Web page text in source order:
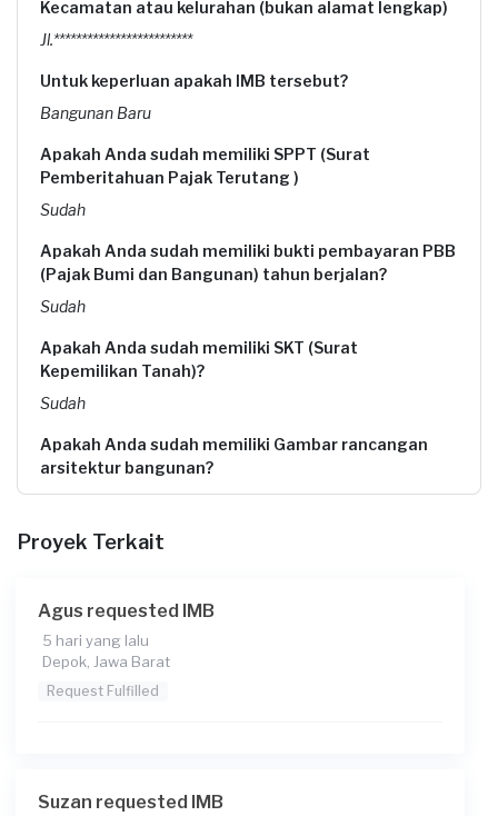
Kecamatan atau kelurahan (bukan alamat lengkap)
Jl.*************************
Untuk keperluan apakah IMB tersebut?
Bangunan Baru
Apakah Anda sudah memiliki SPPT (Surat
Pemberitahuan Pajak Terutang )
Sudah
Apakah Anda sudah memiliki bukti pembayaran PBB
(Pajak Bumi dan Bangunan) tahun berjalan?
Sudah
Apakah Anda sudah memiliki SKT (Surat
Kepemilikan Tanah)?
Sudah
Apakah Anda sudah memiliki Gambar rancangan
arsitektur bangunan?
Sudah
Apakah Anda sudah memiliki Gambar konstruksi
Kapan Anda membutuhkan layanan?
24-10-2024
Proyek Terkait
Agus requested IMB
5 hari yang lalu
Depok, Jawa Barat
Request Fulfilled
Suzan requested IMB